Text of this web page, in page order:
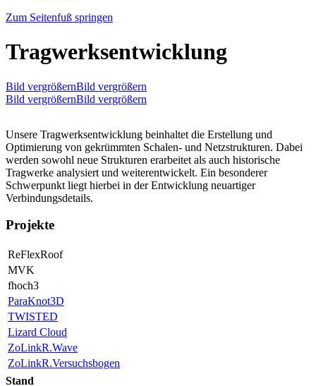
Zum Seitenfuß springen
Tragwerksentwicklung
Bild vergrößernBild vergrößern
Bild vergrößernBild vergrößern
Unsere Tragwerksentwicklung beinhaltet die Erstellung und
Optimierung von gekrümmten Schalen- und Netzstrukturen. Dabei
werden sowohl neue Strukturen erarbeitet als auch historische
Tragwerke analysiert und weiterentwickelt. Ein besonderer
Schwerpunkt liegt hierbei in der Entwicklung neuartiger
Verbindungsdetails.
Projekte
ReFlexRoof
MVK
fhoch3
ParaKnot3D
TWISTED
Lizard Cloud
ZoLinkR.Wave
ZoLinkR.Versuchsbogen
Stand